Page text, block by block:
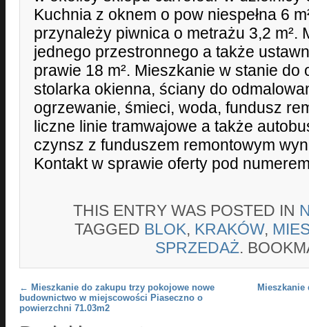
Kuchnia z oknem o pow niespełna 6
przynależy piwnica o metrażu 3,2 m².
jednego przestronnego a także
prawie 18 m². Mieszkanie w stanie do
stolarka okienna, ściany do
ogrzewanie, śmieci, woda, fundusz
liczne linie tramwajowe a także
czynsz z funduszem remontowym
Kontakt w sprawie oferty pod
THIS ENTRY WAS POSTED IN
TAGGED BLOK, KRAKÓW,
SPRZEDAŻ.
Post navigation
← Mieszkanie do zakupu trzy pokojowe nowe
budownictwo w miejscowości Piaseczno o
powierzchni 71.03m2